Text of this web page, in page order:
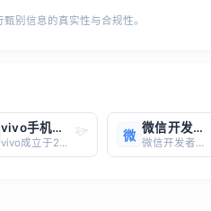
别信息的真实性与合规性。
vivo手机官方
vivo成立于2011年，是一家专注于智能手机研发、生产和销售的科技公司。vivo以“本分、诚信、团队、品质”为核心价值观，致力于为用户提供高品质的产品和优质的服务。vivo智能手机的主要特点 卓越的影像能力： vivo在影像技术方面一直处于行业领先地位，其手机配备了
微 微信开发者工具：小程序开发的得力助手
微信开发者工具：小程序开发的得力助手简介：微信开发者工具是微信官方为小程序开发者提供的集成开发环境（IDE），旨在帮助开发者更高效、便捷地进行小程序开发、调试和预览。无论你是初学者还是经验丰富的开发者，微信开发者工具都能为你提供强大的功能支持，助你快速构建出色的小程序。主要功能：